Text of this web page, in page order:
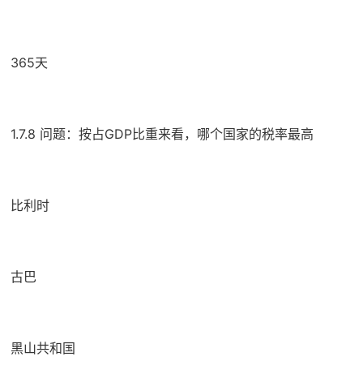
365天
1.7.8 问题：按占GDP比重来看，哪个国家的税率最高
比利时
古巴
黑山共和国